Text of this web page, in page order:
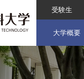
受験生
大学概要